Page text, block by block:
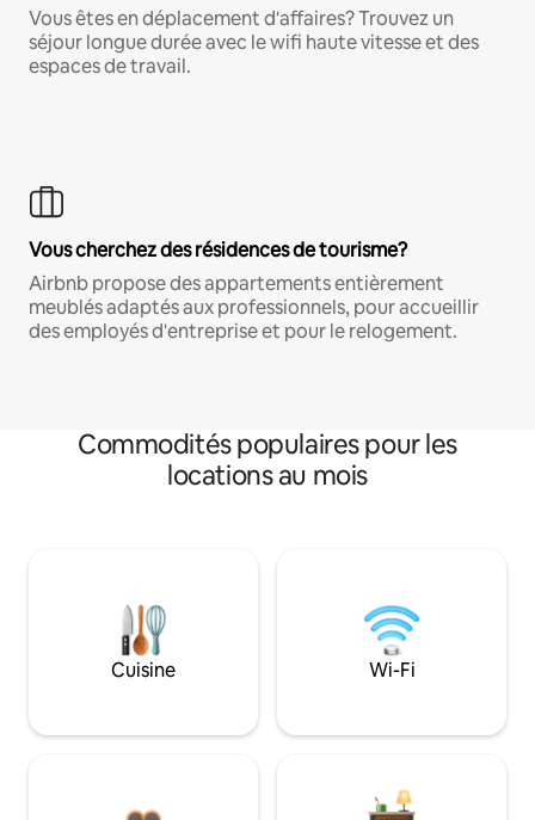
Vous êtes en déplacement d'affaires? Trouvez un
séjour longue durée avec le wifi haute vitesse et des
espaces de travail.
Vous cherchez des résidences de tourisme?
Airbnb propose des appartements entièrement
meublés adaptés aux professionnels, pour accueillir
des employés d'entreprise et pour le relogement.
Commodités populaires pour les
locations au mois
Cuisine Wi-Fi